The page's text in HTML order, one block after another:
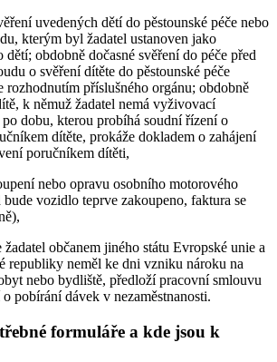
uvedených dětí do pěstounské péče nebo
kterým byl žadatel ustanoven jako
dětí; obdobně dočasné svěření do péče před
o svěření dítěte do pěstounské péče
rozhodnutím příslušného orgánu; obdobně
k němuž žadatel nemá vyživovací
dobu, kterou probíhá soudní řízení o
dítěte, prokáže dokladem o zahájení
poručníkem dítěti,
nebo opravu osobního motorového
vozidlo teprve zakoupeno, faktura se
žadatel občanem jiného státu Evropské unie a
republiky neměl ke dni vzniku nároku na
nebo bydliště, předloží pracovní smlouvu
pobírání dávek v nezaměstnanosti.
formuláře a kde jsou k